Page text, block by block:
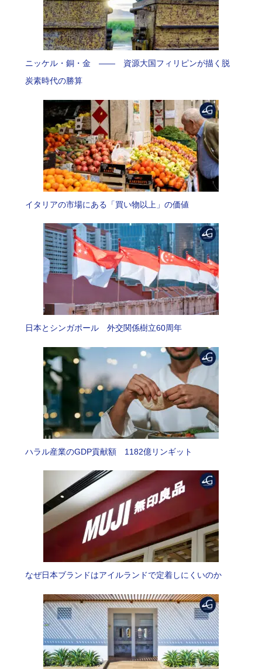
ニッケル・銅・金 —— 資源大国フィリピンが描く脱
炭素時代の勝算
イタリアの市場にある「買い物以上」の価値
日本とシンガポール 外交関係樹立60周年
ハラル産業のGDP貢献額 1182億リンギット
なぜ日本ブランドはアイルランドで定着しにくいのか